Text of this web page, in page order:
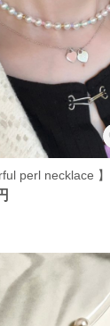
perl necklace 】